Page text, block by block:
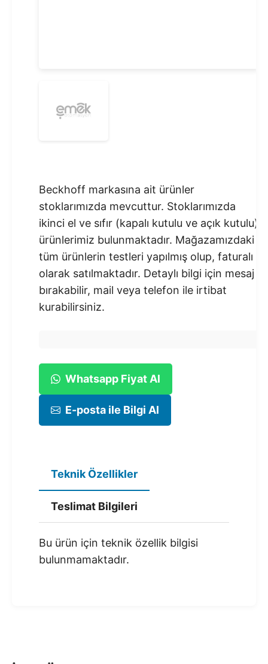
Beckhoff markasına ait ürünler
stoklarımızda mevcuttur. Stoklarımızda
ikinci el ve sıfır (kapalı kutulu ve açık kutulu)
ürünlerimiz bulunmaktadır.​ Mağazamızdaki
tüm ürünlerin testleri yapılmış olup, faturalı
olarak satılmaktadır. Detaylı bilgi için mesaj
bırakabilir, mail veya telefon ile irtibat
kurabilirsiniz.
Whatsapp Fiyat Al
E-posta ile Bilgi Al
Teknik Özellikler
Teslimat Bilgileri
Bu ürün için teknik özellik bilgisi
bulunmamaktadır.